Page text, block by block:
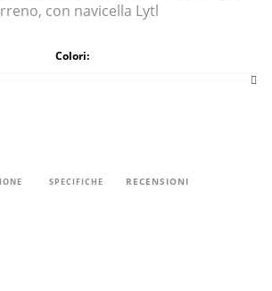
con navicella Lytl
Colori:
SPECIFICHE RECENSIONI